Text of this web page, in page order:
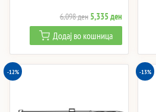
6,098ден Original
price
was:
6,098 ден.
5,335денCurrent
price
is:
5,335 ден.
Додај во кошница
-12% -13%